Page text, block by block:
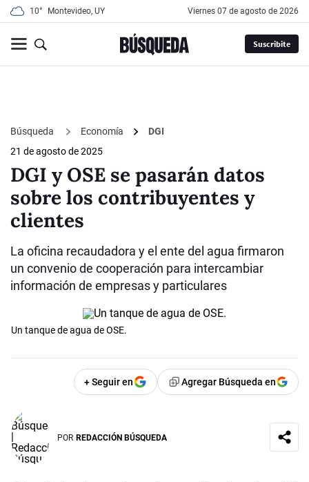
10° Montevideo, UY viernes 07 de agosto de 2026
Suscribite
Búsqueda Economía
DGI
21 de agosto de 2025
DGI y OSE se pasarán datos
sobre los contribuyentes y
clientes
La oficina recaudadora y el ente del agua firmaron
un convenio de cooperación para intercambiar
información de empresas y particulares
Un tanque de agua de OSE.
+ Seguir en Agregar Búsqueda en
POR REDACCIÓN BÚSQUEDA